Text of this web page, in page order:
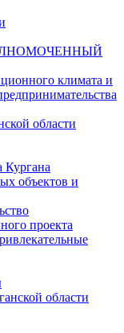
климата и
области
Кургана
объектов и
проекта
области